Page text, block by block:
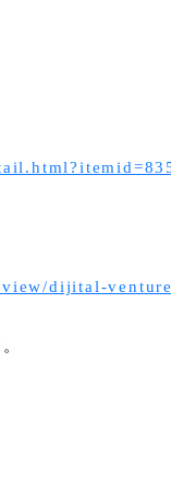
dijital-